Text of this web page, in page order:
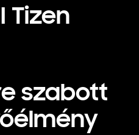
Tizen
szabott